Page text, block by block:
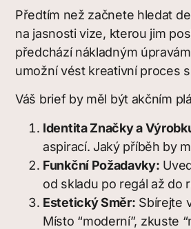
Předtím než začnete hledat
na jasnosti vize, kterou jim
předchází nákladným
umožní vést kreativní proces
Váš brief by měl být akčním
Identita Značky a
aspirací. Jaký příběh by
Funkční Požadavky:
od skladu po regál až do
Estetický Směr: Sbírejte
Místo “moderní”, zkuste